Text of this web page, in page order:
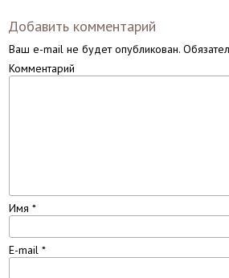
Добавить комментарий
Ваш e-mail не будет опубликован.
Комментарий
Имя *
E-mail *